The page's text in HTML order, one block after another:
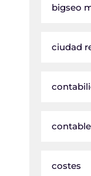
bigseo
ciudad
contable
costes